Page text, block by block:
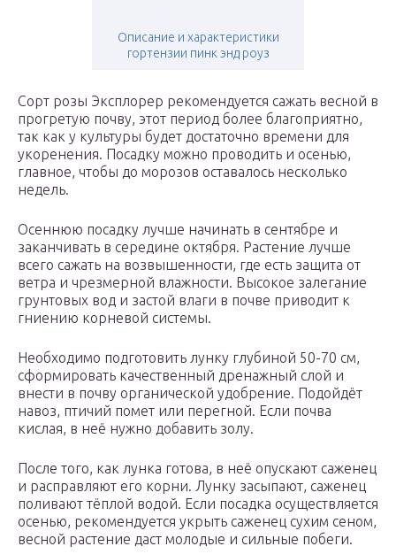
Описание и характеристики
гортензии пинк энд роуз
Сорт розы Эксплорер рекомендуется сажать весной в
прогретую почву, этот период более благоприятно,
так как у культуры будет достаточно времени для
укоренения. Посадку можно проводить и осенью,
главное, чтобы до морозов оставалось несколько
недель.
Осеннюю посадку лучше начинать в сентябре и
заканчивать в середине октября. Растение лучше
всего сажать на возвышенности, где есть защита от
ветра и чрезмерной влажности. Высокое залегание
грунтовых вод и застой влаги в почве приводит к
гниению корневой системы.
Необходимо подготовить лунку глубиной 50-70 см,
сформировать качественный дренажный слой и
внести в почву органической удобрение. Подойдёт
навоз, птичий помет или перегной. Если почва
кислая, в неё нужно добавить золу.
После того, как лунка готова, в неё опускают саженец
и расправляют его корни. Лунку засыпают, саженец
поливают тёплой водой. Если посадка осуществляется
осенью, рекомендуется укрыть саженец сухим сеном,
весной растение даст молодые и сильные побеги.